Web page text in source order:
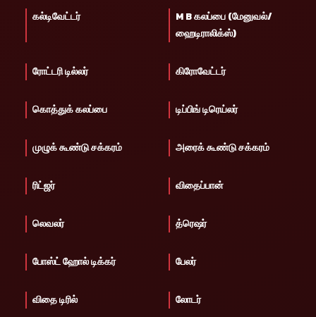
கல்டிவேட்டர்
M B கலப்பை (மேனுவல்/
ஹைடிராலிக்ஸ்)
ரோட்டரி டில்லர் கிரோவேட்டர்
கொத்துக் கலப்பை டிப்பிங் டிரெய்லர்
முழுக் கூண்டு சக்கரம் அரைக் கூண்டு சக்கரம்
ரிட்ஜர் விதைப்பான்
லெவலர் த்ரெஷர்
போஸ்ட் ஹோல் டிக்கர் பேலர்
விதை டிரில் லோடர்